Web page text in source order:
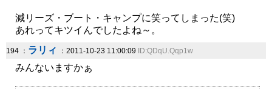
減リーズ・ブート・キャンプに笑ってしまった(笑)
あれってキツイんでしたよね～。
194 ： ラリィ ：2011-10-23 11:00:09 ID:QDqU.Qqp1w
みんないますかぁ